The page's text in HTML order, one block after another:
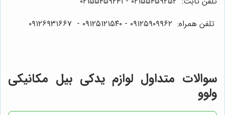
تلفن همراه: ۰۹۱۲۵۹۰۹۹۶۲ -
۰۹۱۲۵۱۲۱۵۴۰‌‌‌ - ۰۹۱۲۶۹۳۱۶۶۷
سوالات متداول لوازم یدکی بیل مکانیکی
ولوو